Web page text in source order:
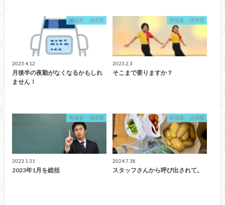
警備業・清掃業
2023.4.12
月後半の夜勤がなくなるかもしれ
ません！
警備業・清掃業
2023.2.3
そこまで要りますか？
警備業・清掃業
2023.1.31
2023年1月を総括
警備業・清掃業
2024.7.18
スタッフさんから呼び出されて。